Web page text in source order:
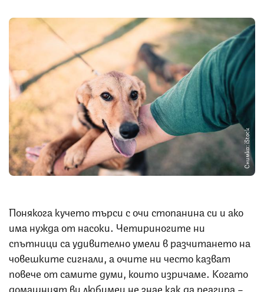
Снимка: iStock
Понякога кучето търси с очи стопанина си и ако
има нужда от насоки. Четириногите ни
спътници са удивително умели в разчитането на
човешките сигнали, а очите ни често казват
повече от самите думи, които изричаме. Когато
домашният ви любимец не знае как да реагира –